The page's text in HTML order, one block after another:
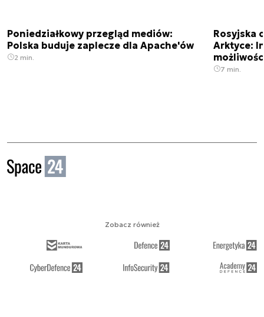
Poniedziałkowy przegląd mediów:
Polska buduje zaplecze dla Apache'ów
2 min.
Rosyjska
Arktyce:
7 min.
Zobacz również